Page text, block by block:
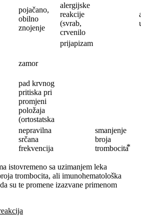
pojačano,
obilno
znojenje
alergijske
reakcije
(svrab,
crvenilo
prijapizam
zamor
pad krvnog
pritiska pri
promjeni
položaja
(ortostatska
nepravilna
srčana
frekvencija
smanjenje
broja
trombocita⃰
istovremeno sa uzimanjem leka
trombocita, ali imunohematološka
su te promene izazvane primenom